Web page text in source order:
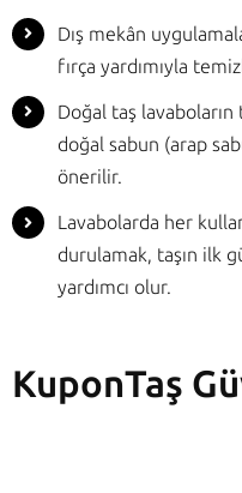
Dış mekân
fırça yardımıyla
Doğal taş
doğal sabun (arap
önerilir.
Lavabolarda her
durulamak, taşın ilk
yardımcı olur.
KuponTaş